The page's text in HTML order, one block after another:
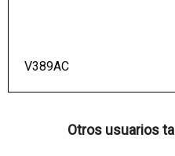
V389AC
Otros usuarios